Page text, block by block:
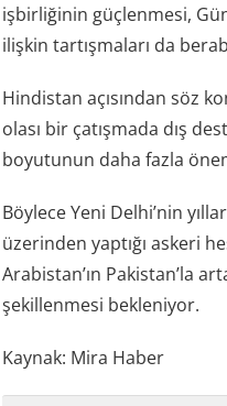
işbirliğinin güçlenmesi,
ilişkin tartışmaları da
Hindistan açısından söz
olası bir çatışmada dış
boyutunun daha fazla
Böylece Yeni Delhi’nin
üzerinden yaptığı askeri
Arabistan’ın Pakistan’la
şekillenmesi bekleniyor.
Kaynak: Mira Haber